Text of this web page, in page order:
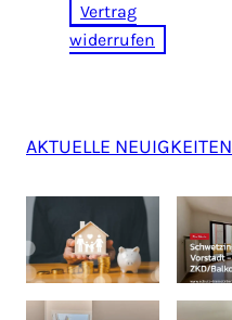
Vertrag
widerrufen
AKTUELLE NEUIGKEITEN